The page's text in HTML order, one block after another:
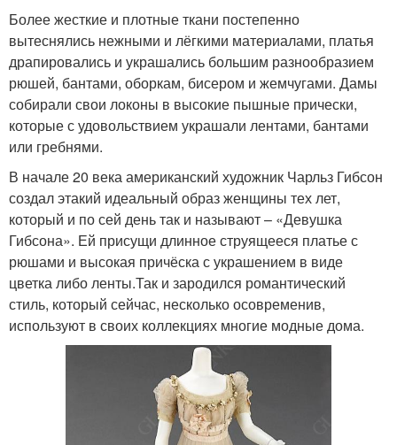
Более жесткие и плотные ткани постепенно
вытеснялись нежными и лёгкими материалами, платья
драпировались и украшались большим разнообразием
рюшей, бантами, оборкам, бисером и жемчугами. Дамы
собирали свои локоны в высокие пышные прически,
которые с удовольствием украшали лентами, бантами
или гребнями.
В начале 20 века американский художник Чарльз Гибсон
создал этакий идеальный образ женщины тех лет,
который и по сей день так и называют – «Девушка
Гибсона». Ей присущи длинное струящееся платье с
рюшами и высокая причёска с украшением в виде
цветка либо ленты.Так и зародился романтический
стиль, который сейчас, несколько осовременив,
используют в своих коллекциях многие модные дома.